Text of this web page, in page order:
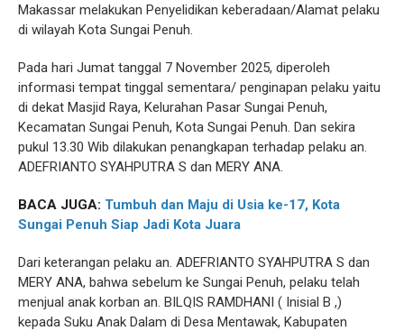
Makassar melakukan Penyelidikan keberadaan/Alamat pelaku
di wilayah Kota Sungai Penuh.
Pada hari Jumat tanggal 7 November 2025, diperoleh
informasi tempat tinggal sementara/ penginapan pelaku yaitu
di dekat Masjid Raya, Kelurahan Pasar Sungai Penuh,
Kecamatan Sungai Penuh, Kota Sungai Penuh. Dan sekira
pukul 13.30 Wib dilakukan penangkapan terhadap pelaku an.
ADEFRIANTO SYAHPUTRA S dan MERY ANA.
BACA JUGA: Tumbuh dan Maju di Usia ke-17, Kota
Sungai Penuh Siap Jadi Kota Juara
Dari keterangan pelaku an. ADEFRIANTO SYAHPUTRA S dan
MERY ANA, bahwa sebelum ke Sungai Penuh, pelaku telah
menjual anak korban an. BILQIS RAMDHANI ( Inisial B ,)
kepada Suku Anak Dalam di Desa Mentawak, Kabupaten